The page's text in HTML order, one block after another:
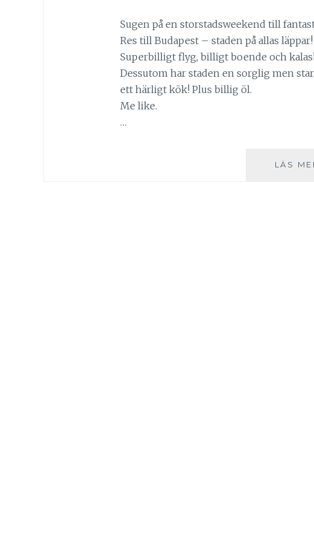
Sugen på en storstadsweekend till
Res till Budapest – staden på allas läppar!
Superbilligt flyg, billigt boende och
Dessutom har staden en sorglig men
ett härligt kök! Plus billig öl.
Me like.
…
LÄS